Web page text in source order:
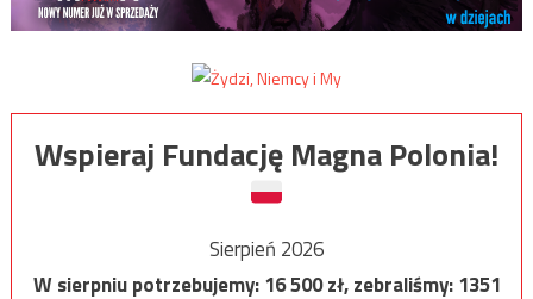
Wspieraj Fundację Magna Polonia!
Sierpień 2026
W sierpniu potrzebujemy:16 500zł, zebraliśmy:1351